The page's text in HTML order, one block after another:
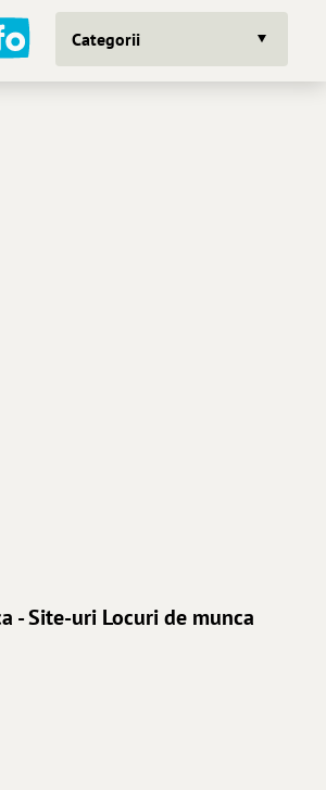
Categorii
- Site-uri Locuri de munca